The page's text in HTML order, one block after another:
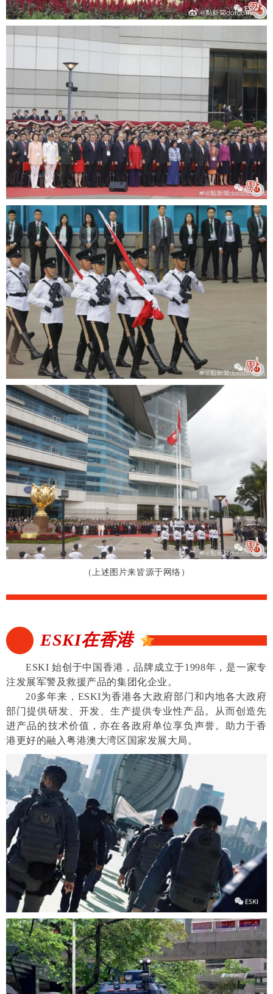
（上述图片来皆源于网络）
ESKI在香港
ESKI 始创于中国香港，品牌成立于1998年，是一家专
注发展军警及救援产品的集团化企业。
20多年来，ESKI为香港各大政府部门和内地各大政府
部门提供研发、开发、生产提供专业性产品。从而创造先
进产品的技术价值，亦在各政府单位享负声誉。助力于香
港更好的融入粤港澳大湾区国家发展大局。